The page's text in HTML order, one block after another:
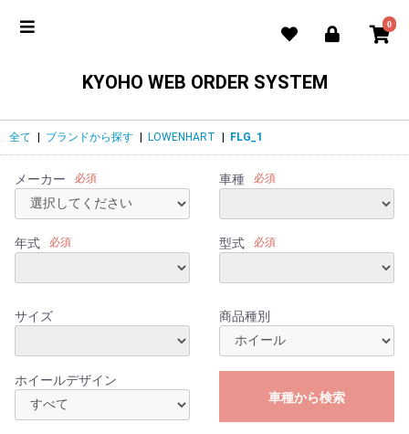
0
KYOHO WEB ORDER SYSTEM
全て ブランドから探す LOWENHART FLG_1
メーカー 必須 車種 必須
年式 必須 型式 必須
サイズ 商品種別
ホイールデザイン
車種から検索